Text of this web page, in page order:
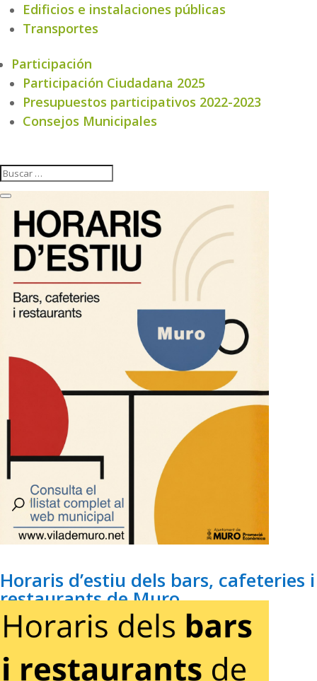
Edificios e instalaciones públicas
Transportes
Participación
Participación Ciudadana 2025
Presupuestos participativos 2022-2023
Consejos Municipales
Horaris d’estiu dels bars, cafeteries i
restaurants de Muro